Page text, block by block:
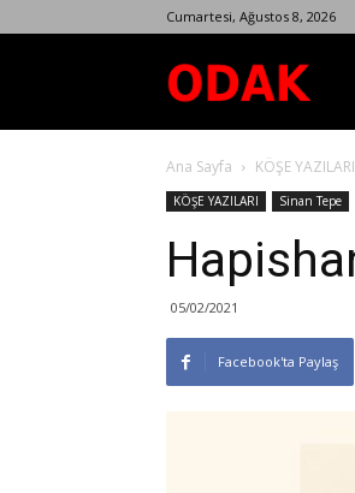
Cumartesi, Ağustos 8, 2026
Ana Sayfa KÖŞE YAZILARI
KÖŞE YAZILARI Sinan Tepe
05/02/2021
Facebook'ta Paylaş